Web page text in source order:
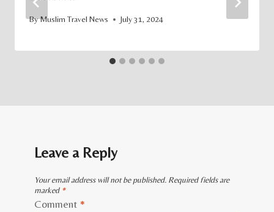
ByMuslim Travel News July 31, 2024
Leave a Reply
Your email address will not be published. Required fields are
marked *
Comment *